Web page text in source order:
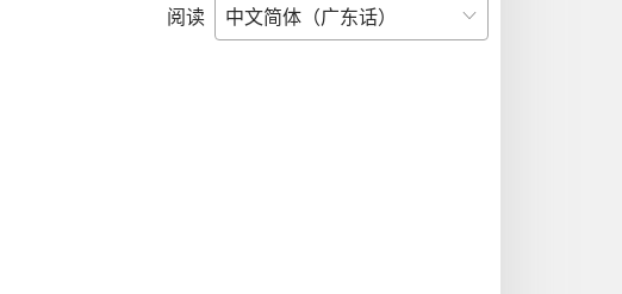
阅读